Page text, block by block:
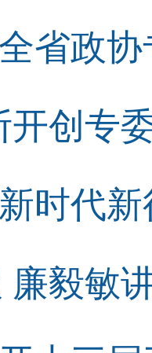
省政
开创专
时代
廉毅敏